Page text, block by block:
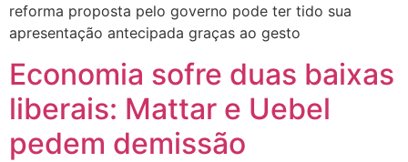
reforma proposta pelo governo pode ter tido sua
apresentação antecipada graças ao gesto
Economia sofre duas baixas
liberais: Mattar e Uebel
pedem demissão